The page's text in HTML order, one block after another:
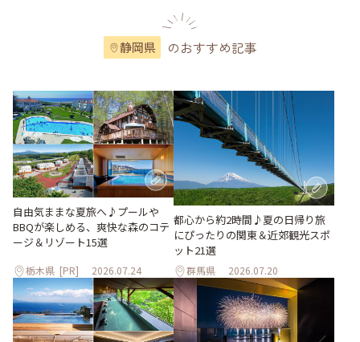
静岡県 のおすすめ記事
自由気ままな夏旅へ♪プールや
BBQが楽しめる、爽快な森のコテ
ージ＆リゾート15選
栃木県 [PR] 2026.07.24
都心から約2時間♪夏の日帰り旅
にぴったりの関東＆近郊観光スポ
ット21選
群馬県 2026.07.20